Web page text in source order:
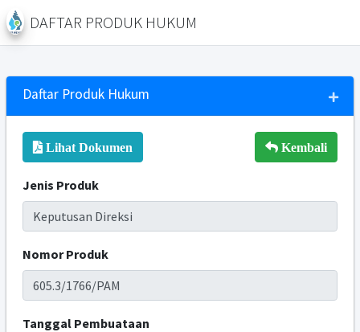
DAFTAR PRODUK HUKUM
Daftar Produk Hukum
Lihat Dokumen Kembali
Jenis Produk
Nomor Produk
Tanggal Pembuataan